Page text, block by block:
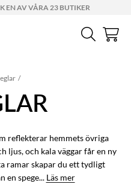
EN AV VÅRA 23 BUTIKER
reflekterar hemmets övriga
ljus, och kala väggar får en ny
ramar skapar du ett tydligt
en spege... Läs mer